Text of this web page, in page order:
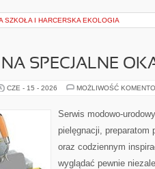
SZKOŁA I HARCERSKA EKOLOGIA
SPECJALNE
CZE - 15 - 2026 MOŻLIWOŚĆ
Serwis modowo-
pielęgnacji, preparatom
oraz codziennym
wyglądać pewnie